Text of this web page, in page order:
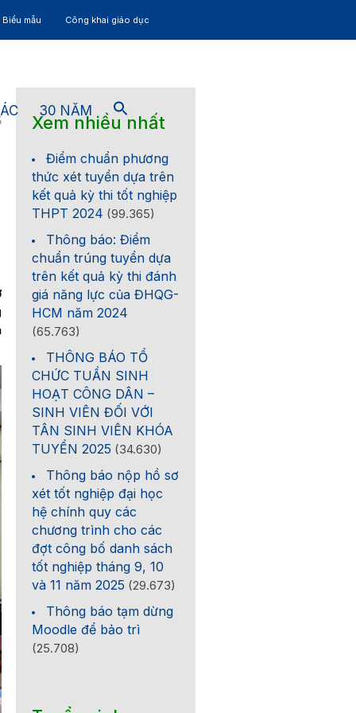
mẫu Công khai giáo dục
30 NĂM
Xem nhiều nhất
Điểm chuẩn phương
thức xét tuyển dựa trên
kết quả kỳ thi tốt nghiệp
THPT 2024 (99.365)
Thông báo: Điểm
chuẩn trúng tuyển dựa
trên kết quả kỳ thi đánh
giá năng lực của ĐHQG-
HCM năm 2024
(65.763)
THÔNG BÁO TỔ
CHỨC TUẦN SINH
HOẠT CÔNG DÂN –
SINH VIÊN ĐỐI VỚI
TÂN SINH VIÊN KHÓA
TUYỂN 2025 (34.630)
Thông báo nộp hồ sơ
xét tốt nghiệp đại học
hệ chính quy các
chương trình cho các
đợt công bố danh sách
tốt nghiệp tháng 9, 10
và 11 năm 2025 (29.673)
Thông báo tạm dừng
Moodle để bảo trì
(25.708)